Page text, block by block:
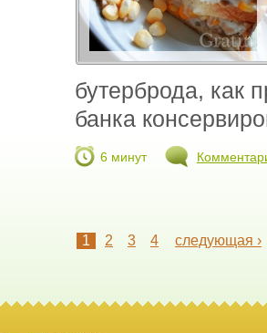
бутерброда, как
банка
6 минут
1 2 3 4 следующая ›